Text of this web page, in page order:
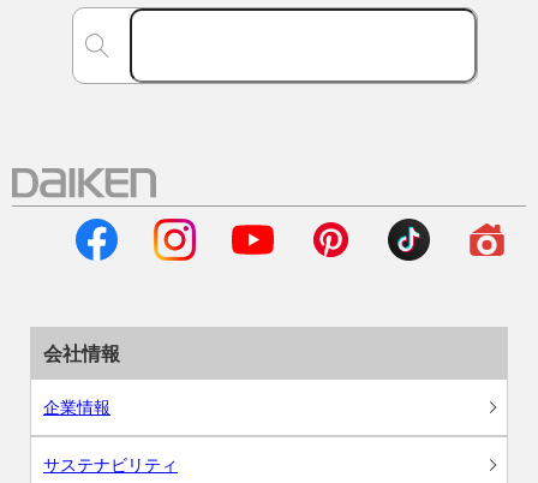
会社情報
企業情報
サステナビリティ